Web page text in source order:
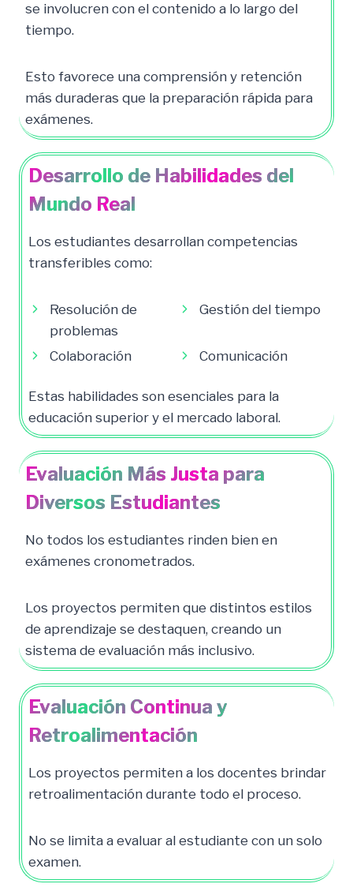
se involucren con el contenido a lo largo del
tiempo.
Esto favorece una comprensión y retención
más duraderas que la preparación rápida para
exámenes.
Desarrollo de Habilidades del
Mundo Real
Los estudiantes desarrollan competencias
transferibles como:
Resolución de
problemas
Gestión del tiempo
Colaboración Comunicación
Estas habilidades son esenciales para la
educación superior y el mercado laboral.
Evaluación Más Justa para
Diversos Estudiantes
No todos los estudiantes rinden bien en
exámenes cronometrados.
Los proyectos permiten que distintos estilos
de aprendizaje se destaquen, creando un
sistema de evaluación más inclusivo.
Evaluación Continua y
Retroalimentación
Los proyectos permiten a los docentes brindar
retroalimentación durante todo el proceso.
No se limita a evaluar al estudiante con un solo
examen.